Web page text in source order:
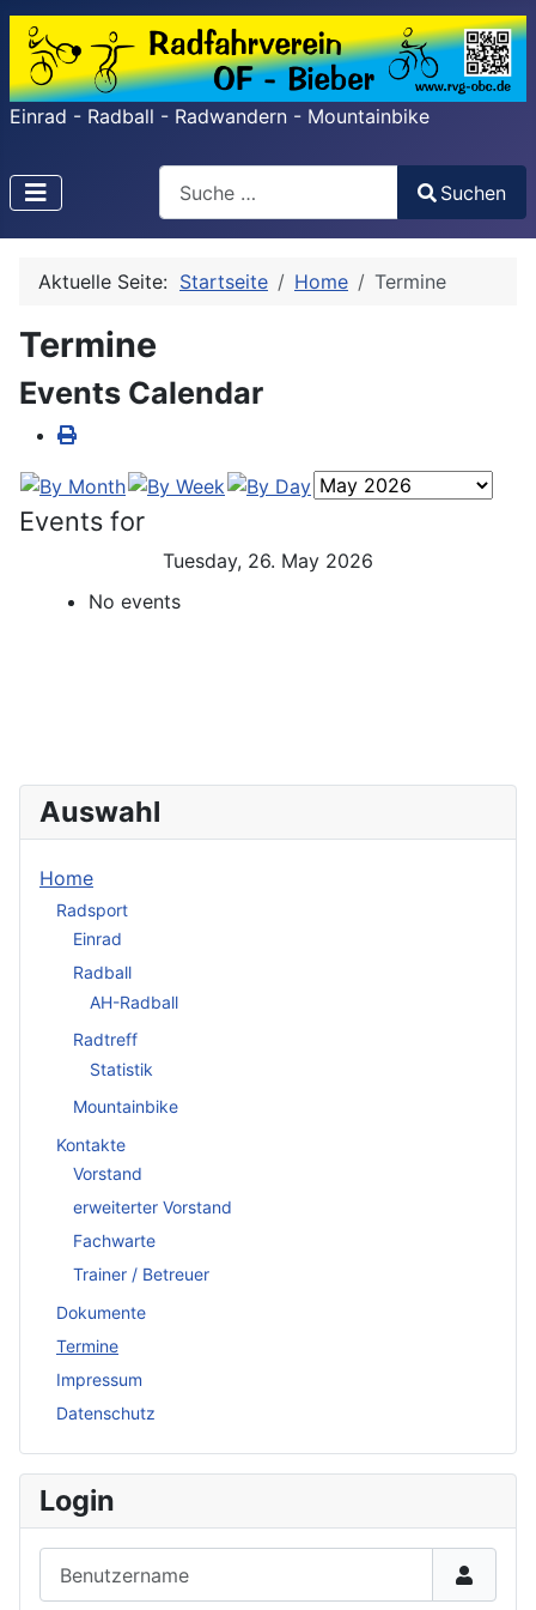
Einrad - Radball - Radwandern - Mountainbike
Search
Type 2 or more characters for results.
Suchen
Aktuelle Seite: Startseite Home Termine
Termine
Events Calendar
Events for
Tuesday, 26. May 2026
No events
Auswahl
Home
Radsport
Einrad
Radball
AH-Radball
Radtreff
Statistik
Mountainbike
Kontakte
Vorstand
erweiterter Vorstand
Fachwarte
Trainer / Betreuer
Dokumente
Termine
Impressum
Datenschutz
Login